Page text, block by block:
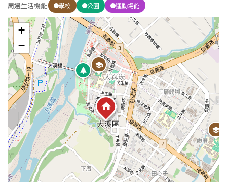
格局
不拘
1房
2房 3房
4房 5房以上
屋齡
不拘
5 年以下
5-10 年 10-20 年
周邊生活機能 學校 公園 運動場館
+
−